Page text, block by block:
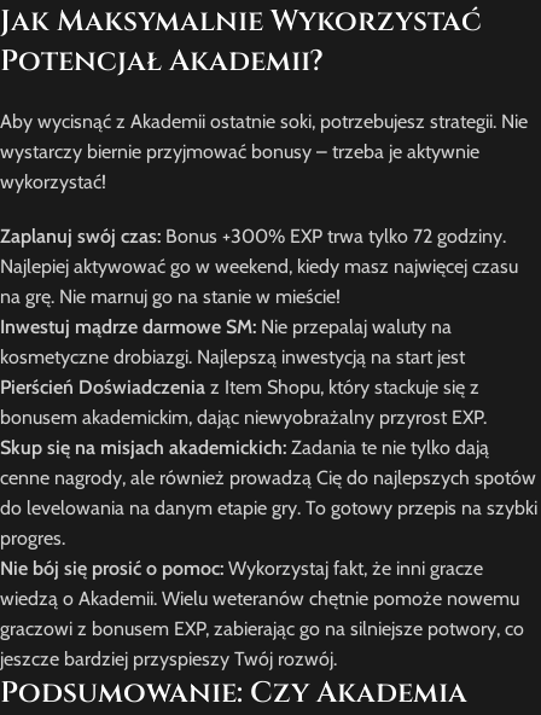
Jak Maksymalnie Wykorzystać
Potencjał Akademii?
Aby wycisnąć z Akademii ostatnie soki, potrzebujesz strategii. Nie
wystarczy biernie przyjmować bonusy – trzeba je aktywnie
wykorzystać!
Zaplanuj swój czas: Bonus +300% EXP trwa tylko 72 godziny.
Najlepiej aktywować go w weekend, kiedy masz najwięcej czasu
na grę. Nie marnuj go na stanie w mieście!
Inwestuj mądrze darmowe SM: Nie przepalaj waluty na
kosmetyczne drobiazgi. Najlepszą inwestycją na start jest
Pierścień Doświadczenia z Item Shopu, który stackuje się z
bonusem akademickim, dając niewyobrażalny przyrost EXP.
Skup się na misjach akademickich: Zadania te nie tylko dają
cenne nagrody, ale również prowadzą Cię do najlepszych spotów
do levelowania na danym etapie gry. To gotowy przepis na szybki
progres.
Nie bój się prosić o pomoc: Wykorzystaj fakt, że inni gracze
wiedzą o Akademii. Wielu weteranów chętnie pomoże nowemu
graczowi z bonusem EXP, zabierając go na silniejsze potwory, co
jeszcze bardziej przyspieszy Twój rozwój.
Podsumowanie: Czy Akademia